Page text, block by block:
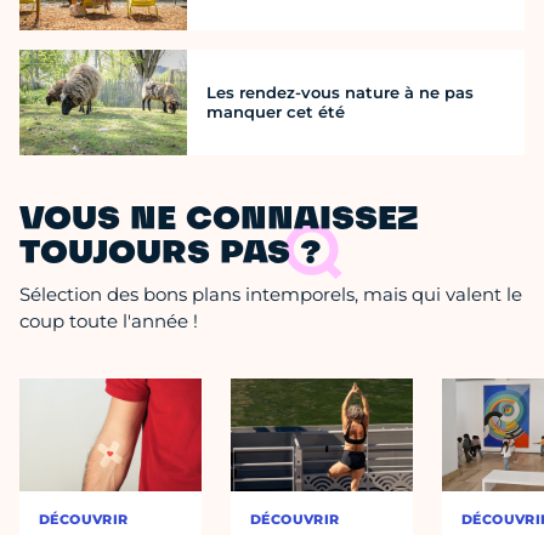
Les rendez-vous nature à ne pas
manquer cet été
VOUS NE CONNAISSEZ
TOUJOURS PAS ?
Sélection des bons plans intemporels, mais qui valent le
coup toute l'année !
DÉCOUVRIR DÉCOUVRIR